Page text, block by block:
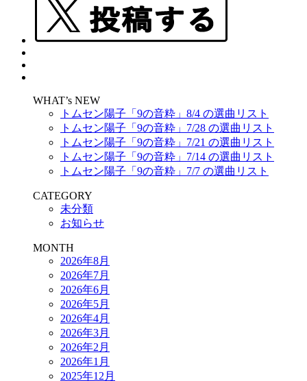
WHAT’s NEW
トムセン陽子「9の音粋」8/4 の選曲リスト
トムセン陽子「9の音粋」7/28 の選曲リスト
トムセン陽子「9の音粋」7/21 の選曲リスト
トムセン陽子「9の音粋」7/14 の選曲リスト
トムセン陽子「9の音粋」7/7 の選曲リスト
CATEGORY
未分類
お知らせ
MONTH
2026年8月
2026年7月
2026年6月
2026年5月
2026年4月
2026年3月
2026年2月
2026年1月
2025年12月